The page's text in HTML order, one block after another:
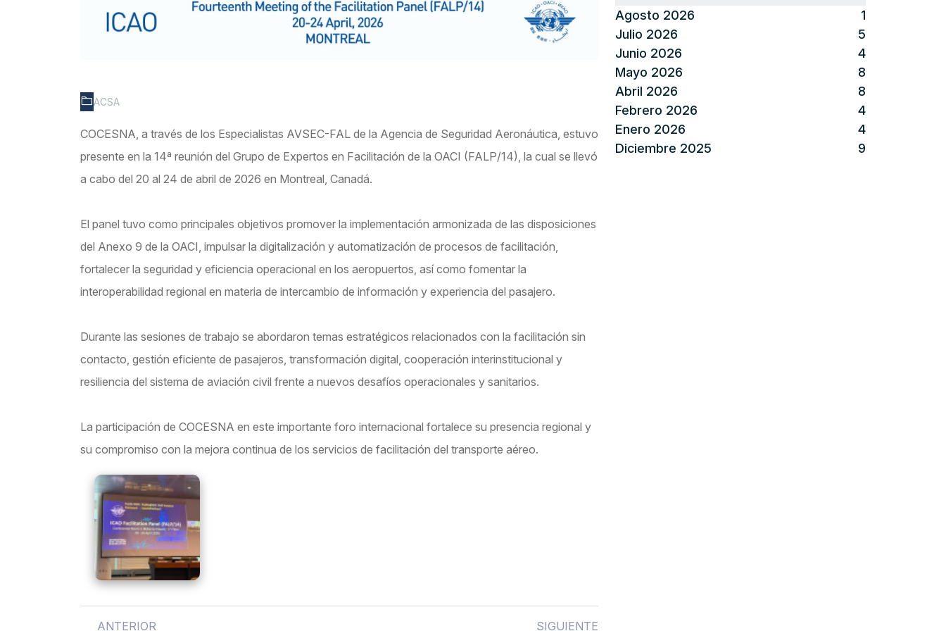
ACSA
COCESNA, a través de los Especialistas AVSEC-FAL de la Agencia de Seguridad Aeronáutica, estuvo
presente en la 14ª reunión del Grupo de Expertos en Facilitación de la OACI (FALP/14), la cual se llevó
a cabo del 20 al 24 de abril de 2026 en Montreal, Canadá.
El panel tuvo como principales objetivos promover la implementación armonizada de las disposiciones
del Anexo 9 de la OACI, impulsar la digitalización y automatización de procesos de facilitación,
fortalecer la seguridad y eficiencia operacional en los aeropuertos, así como fomentar la
interoperabilidad regional en materia de intercambio de información y experiencia del pasajero.
Durante las sesiones de trabajo se abordaron temas estratégicos relacionados con la facilitación sin
contacto, gestión eficiente de pasajeros, transformación digital, cooperación interinstitucional y
resiliencia del sistema de aviación civil frente a nuevos desafíos operacionales y sanitarios.
La participación de COCESNA en este importante foro internacional fortalece su presencia regional y
su compromiso con la mejora continua de los servicios de facilitación del transporte aéreo.
ANTERIOR
SIGUIENTE
Agosto 2026
1
Julio 2026
5
Junio 2026
4
Mayo 2026
8
Abril 2026
8
Febrero 2026
4
Enero 2026
4
Diciembre 2025
9